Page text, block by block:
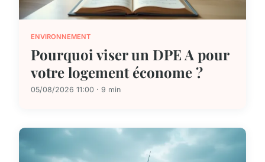
ENVIRONNEMENT
Pourquoi viser un DPE A pour
votre logement économe ?
05/08/2026 11:00 · 9 min